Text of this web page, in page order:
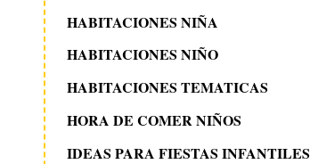
HABITACIONES NIÑA
HABITACIONES NIÑO
HABITACIONES TEMATICAS
HORA DE COMER NIÑOS
IDEAS PARA FIESTAS INFANTILES